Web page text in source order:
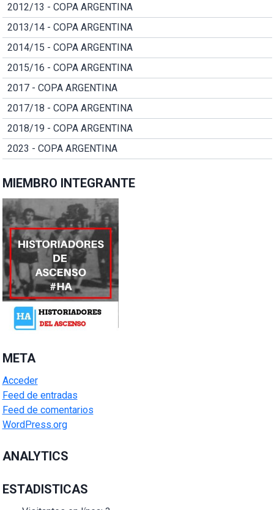
2012/13 - COPA ARGENTINA
2013/14 - COPA ARGENTINA
2014/15 - COPA ARGENTINA
2015/16 - COPA ARGENTINA
2017 - COPA ARGENTINA
2017/18 - COPA ARGENTINA
2018/19 - COPA ARGENTINA
2023 - COPA ARGENTINA
MIEMBRO INTEGRANTE
META
Acceder
Feed de entradas
Feed de comentarios
WordPress.org
ANALYTICS
ESTADISTICAS